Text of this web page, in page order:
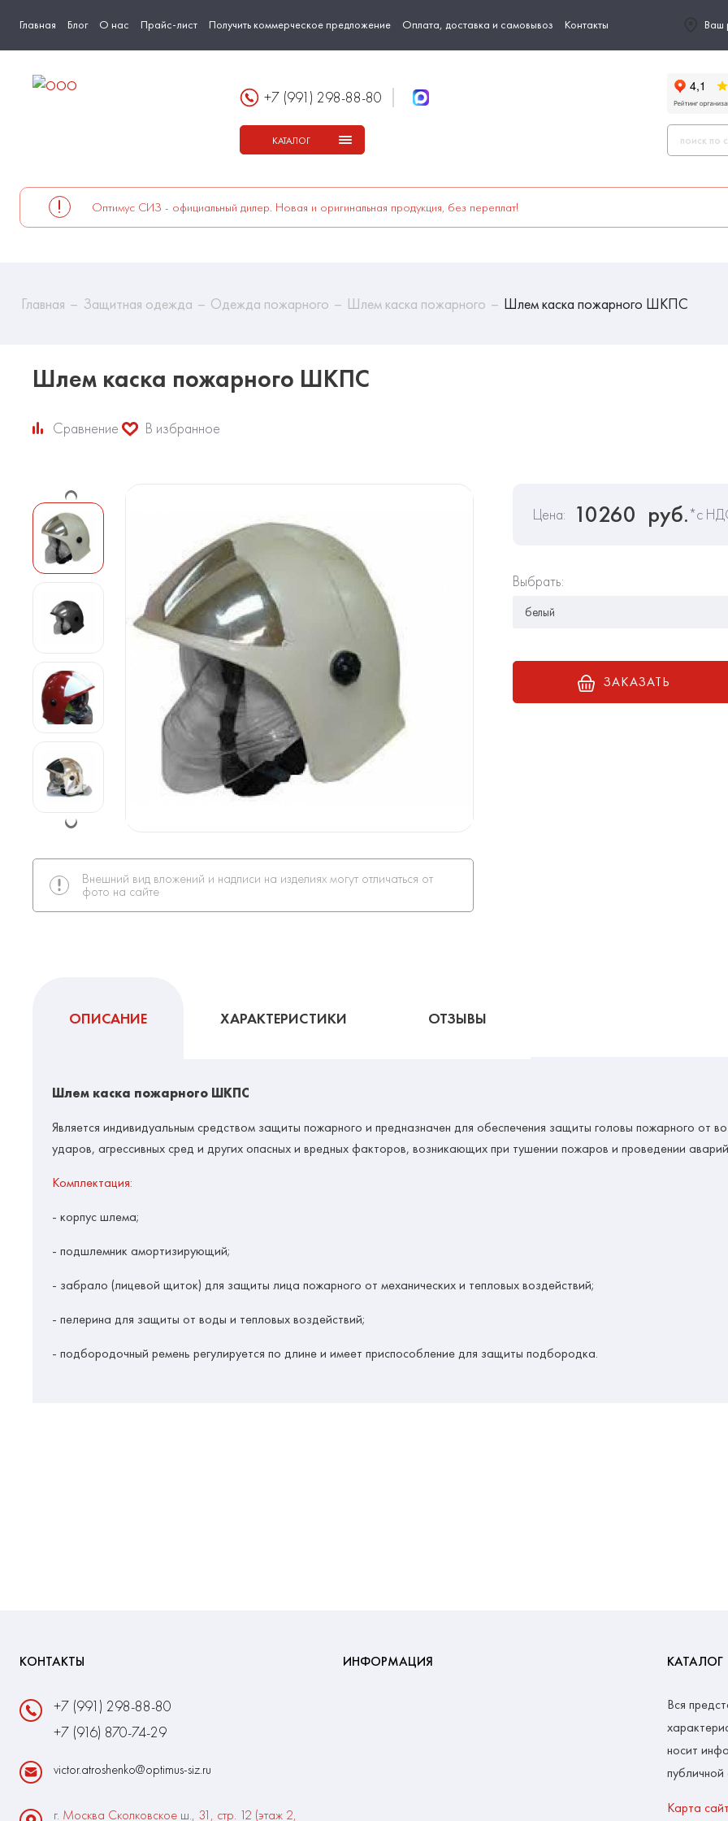
Главная Блог О нас Прайс-лист Получить коммерческое предложение Оплата, доставка и самовывоз Контакты Ваш
+7 (991) 298-88-80
КАТАЛОГ
Оптимус СИЗ - официальный дилер. Новая и оригинальная продукция, без переплат!
Главная Защитная одежда Одежда пожарного Шлем каска пожарного Шлем каска пожарного ШКПС
Шлем каска пожарного ШКПС
Сравнение В избранное
Внешний вид вложений и надписи на изделиях могут отличаться от
фото на сайте
Цена: 10260 руб.*с
Выбрать:
ЗАКАЗАТЬ
ОПИСАНИЕ ХАРАКТЕРИСТИКИ ОТЗЫВЫ
Шлем каска пожарного ШКПС
Является индивидуальным средством защиты пожарного и предназначен для обеспечения защиты головы пожарного от
ударов, агрессивных сред и других опасных и вредных факторов, возникающих при тушении пожаров и проведении
Комплектация:
- корпус шлема;
- подшлемник амортизирующий;
- забрало (лицевой щиток) для защиты лица пожарного от механических и тепловых воздействий;
- пелерина для защиты от воды и тепловых воздействий;
- подбородочный ремень регулируется по длине и имеет приспособление для защиты подбородка.
КОНТАКТЫ
+7 (991) 298-88-80
+7 (916) 870-74-29
victor.atroshenko@optimus-siz.ru
г. Москва Сколковское ш., 31, стр. 12 (этаж 2,
ИНФОРМАЦИЯ КАТАЛОГ
Вся
носит
Карта